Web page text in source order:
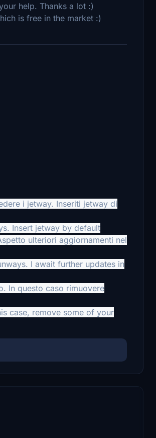
help. Thanks a lot :)
is free in the market :)
i jetway. Inseriti jetway di
Insert jetway by default
ulteriori aggiornamenti nel
I await further updates in
In questo caso rimuovere
case, remove some of your